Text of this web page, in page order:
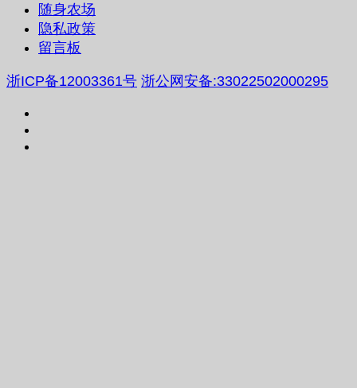
随身农场
隐私政策
留言板
浙ICP备12003361号 浙公网安备:33022502000295